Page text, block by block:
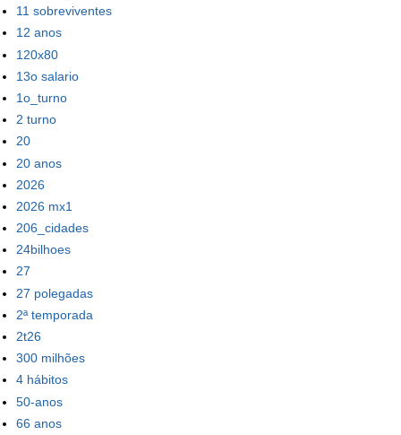
11 sobreviventes
12 anos
120x80
13o salario
1o_turno
2 turno
20
20 anos
2026
2026 mx1
206_cidades
24bilhoes
27
27 polegadas
2ª temporada
2t26
300 milhões
4 hábitos
50-anos
66 anos